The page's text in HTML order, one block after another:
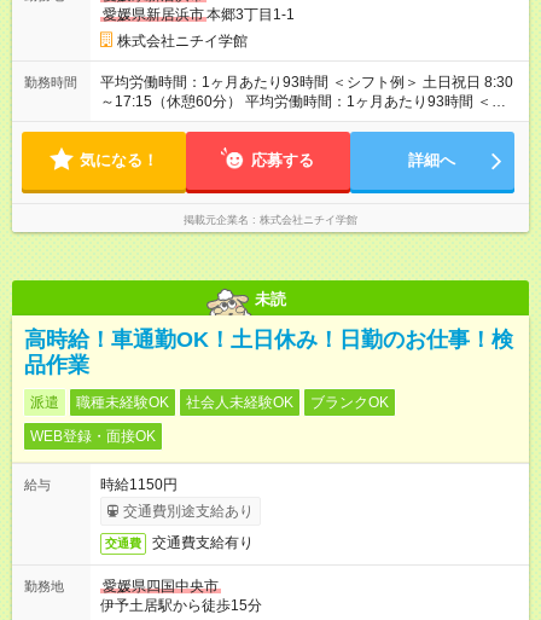
愛媛県新居浜市本郷3丁目1-1
株式会社ニチイ学館
勤務時間
平均労働時間：1ヶ月あたり93時間 ＜シフト例＞ 土日祝日 8:30
～17:15（休憩60分） 平均労働時間：1ヶ月あたり93時間 ＜シ
フト例＞ 土日祝日 8:30～17:15（休憩60分）
気になる！ 応募する 詳細へ
掲載元企業名 株式会社ニチイ学館
未読
高時給！車通勤OK！土日休み！日勤のお仕事！検
品作業
派遣 職種未経験OK 社会人未経験OK
ブランクOK
WEB登録・面接OK
給与
時給1150円
交通費別途支給あり
交通費 交通費支給有り
勤務地
愛媛県四国中央市
伊予土居駅から徒歩15分